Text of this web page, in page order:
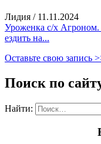
Лидия / 11.11.2024
Уроженка с/х Агроном.
ездить на...
Оставьте свою запись
Поиск по
Найти: